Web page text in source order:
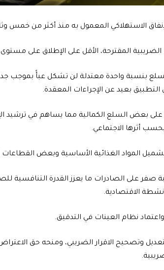
الاستهلاكي المعمول به منذ أكثر من خمس
المقترحة، الأقل على الإطلاق على
بنسبة واحدة معتدلة لن تشكل عبأً بموجب
بعيد عن الإجراءات المعقدة.
بعض السلع الكمالية مما يساهم في ترشيد
أثرها الاجتماعي.
المواد الغذائية الأساسية وبعض القطاعات
صفر على الصادرات ما يعزز القدرة التنافسية
الاقتصادية.
نظام العينات في التدقيق.
وتصحيح الاقرار الضريبي، ومنحه حق